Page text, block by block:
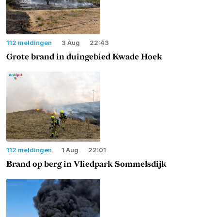
112 meldingen 3 Aug 22:43
Grote brand in duingebied Kwade Hoek
112 meldingen 1 Aug 22:01
Brand op berg in Vliedpark Sommelsdijk